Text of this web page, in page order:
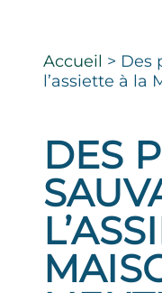
Accueil > Des
l’assiette à la
DES